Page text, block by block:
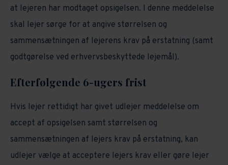
at lejeren har modtaget opsigelsen. I denne meddelelse
skal lejer sørge for at angive størrelsen og
sammensætningen af lejerens krav på erstatning (samt
godtgørelse ved erhvervsbeskyttede lejemål).
Efterfølgende 6-ugers frist
Hvis lejer rettidigt har givet udlejer meddelelse om
accept af opsigelsen samt størrelsen og
sammensætningen af lejers krav på erstatning, kan
udlejer vælge at acceptere lejers krav eller gøre lejer